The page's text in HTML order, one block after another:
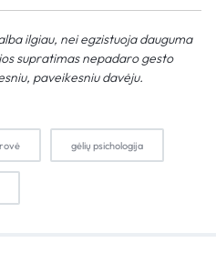
ilgiau, nei egzistuoja dauguma
supratimas nepadaro gesto
paveikesniu davėju.
gėlių psichologija